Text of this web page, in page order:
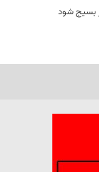
بسیج شود